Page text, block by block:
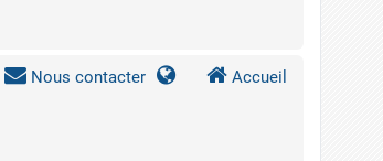
Accueil
Nous contacter